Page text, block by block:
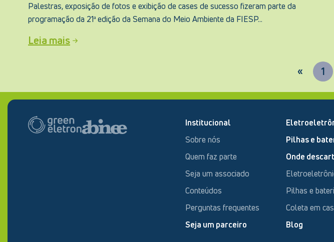
Palestras, exposição de fotos e exibição de cases de sucesso fizeram parte da
programação da 21ª edição da Semana do Meio Ambiente da FIESP...
Leia mais
« 1
Institucional
Sobre nós
Quem faz parte
Seja um associado
Conteúdos
Perguntas frequentes
Seja um parceiro
Pilhas e
Onde
Pilhas e
Coleta em
Blog